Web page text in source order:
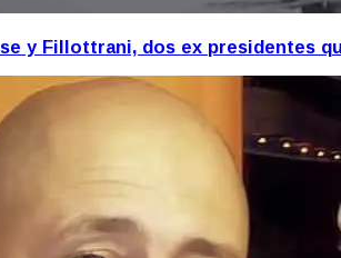
y Fillottrani, dos ex presidentes